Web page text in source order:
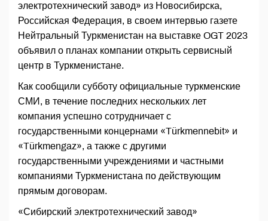
электротехнический завод» из Новосибирска,
Российская Федерация, в своем интервью газете
Нейтральный Туркменистан на выставке OGT 2023
объявил о планах компании открыть сервисный
центр в Туркменистане.
Как сообщили субботу официальные туркменские
СМИ, в течение последних нескольких лет
компания успешно сотрудничает с
государственными концернами «Türkmennebit» и
«Türkmengaz», а также с другими
государственными учреждениями и частными
компаниями Туркменистана по действующим
прямым договорам.
«Сибирский электротехнический завод»